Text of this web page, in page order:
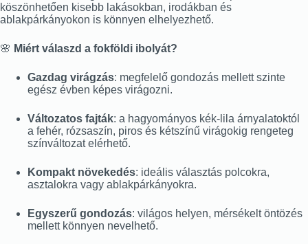
köszönhetően kisebb lakásokban, irodákban és
ablakpárkányokon is könnyen elhelyezhető.
🌸 Miért válaszd a fokföldi ibolyát?
Gazdag virágzás: megfelelő gondozás mellett szinte
egész évben képes virágozni.
Változatos fajták: a hagyományos kék-lila árnyalatoktól
a fehér, rózsaszín, piros és kétszínű virágokig rengeteg
színváltozat elérhető.
Kompakt növekedés: ideális választás polcokra,
asztalokra vagy ablakpárkányokra.
Egyszerű gondozás: világos helyen, mérsékelt öntözés
mellett könnyen nevelhető.